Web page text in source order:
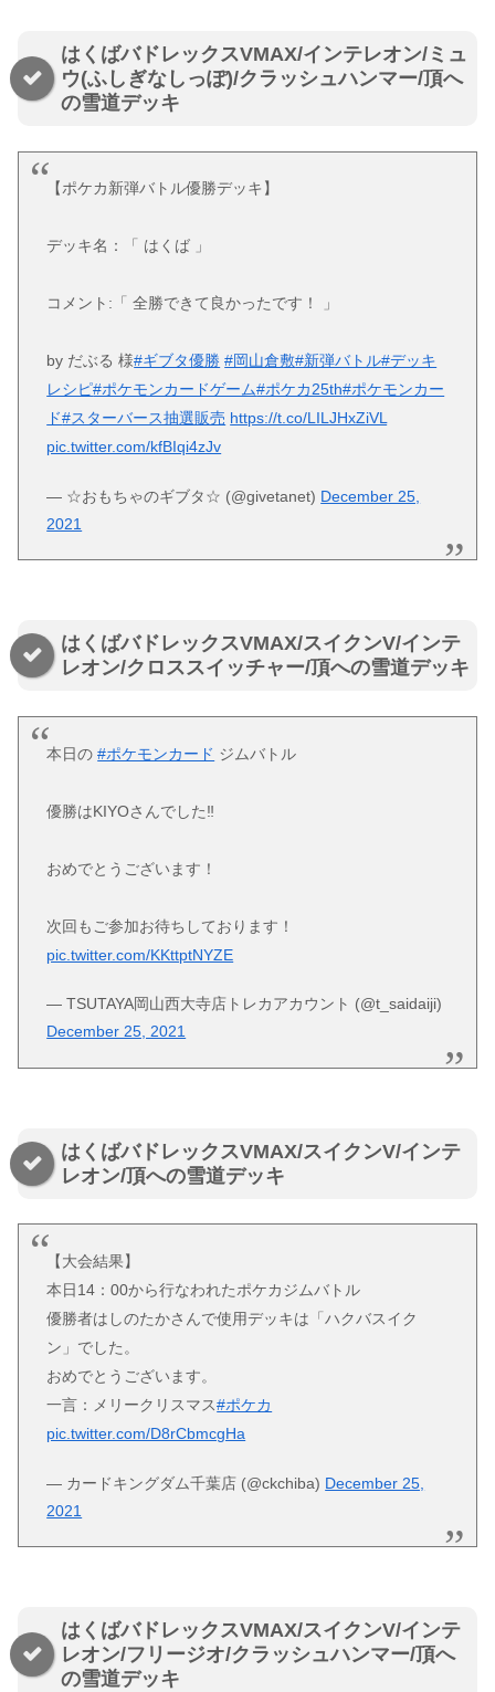
はくばバドレックスVMAX/インテレオン/ミュ
ウ(ふしぎなしっぽ)/クラッシュハンマー/頂へ
の雪道デッキ
【ポケカ新弾バトル優勝デッキ】
デッキ名：「 はくば 」
コメント:「 全勝できて良かったです！ 」
by だぶる 様#ギブタ優勝 #岡山倉敷#新弾バトル#デッキ
レシピ#ポケモンカードゲーム#ポケカ25th#ポケモンカー
ド#スターバース抽選販売 https://t.co/LILJHxZiVL
pic.twitter.com/kfBIqi4zJv
— ☆おもちゃのギブタ☆ (@givetanet) December 25,
2021
はくばバドレックスVMAX/スイクンV/インテ
レオン/クロススイッチャー/頂への雪道デッキ
本日の#ポケモンカード ジムバトル
優勝はKIYOさんでした‼️
おめでとうございます！
次回もご参加お待ちしております！
pic.twitter.com/KKttptNYZE
— TSUTAYA岡山西大寺店トレカアカウント (@t_saidaiji)
December 25, 2021
はくばバドレックスVMAX/スイクンV/インテ
レオン/頂への雪道デッキ
【大会結果】
本日14：00から行なわれたポケカジムバトル
優勝者はしのたかさんで使用デッキは「ハクバスイク
ン」でした。
おめでとうございます。
一言：メリークリスマス#ポケカ
pic.twitter.com/D8rCbmcgHa
— カードキングダム千葉店 (@ckchiba) December 25,
2021
はくばバドレックスVMAX/スイクンV/インテ
レオン/フリージオ/クラッシュハンマー/頂へ
の雪道デッキ